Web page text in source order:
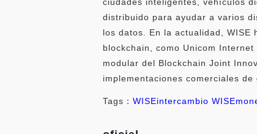
distribuido para ayudar a varios
los datos. En la actualidad,
blockchain, como Unicom
modular del Blockchain Joint
implementaciones comerciales
Tags： WISEintercambio WISE